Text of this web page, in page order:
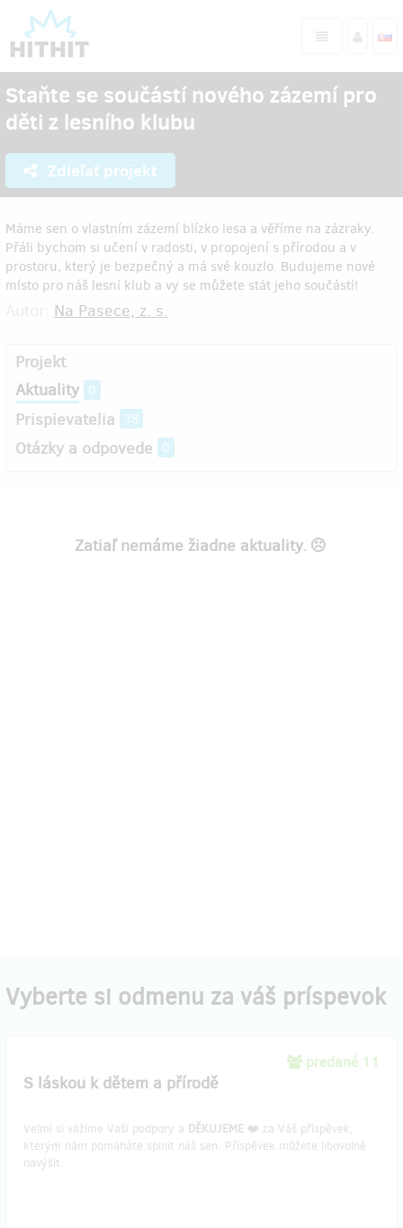
Staňte se součástí nového zázemí pro
děti z lesního klubu
Zdieľať projekt
Máme sen o vlastním zázemí blízko lesa a věříme na zázraky.
Přáli bychom si učení v radosti, v propojení s přírodou a v
prostoru, který je bezpečný a má své kouzlo. Budujeme nové
místo pro náš lesní klub a vy se můžete stát jeho součástí!
Na Pasece, z. s.
Projekt
Aktuality 0
Prispievatelia 38
Otázky a odpovede 0
Zatiaľ nemáme žiadne aktuality.
Vyberte si odmenu za váš príspevok
predané 11
S láskou k dětem a přírodě
Velmi si vážíme Vaší podpory a DĚKUJEME ❤️ za Váš příspěvek,
kterým nám pomáháte splnit náš sen. Příspěvek můžete libovolně
navýšit.